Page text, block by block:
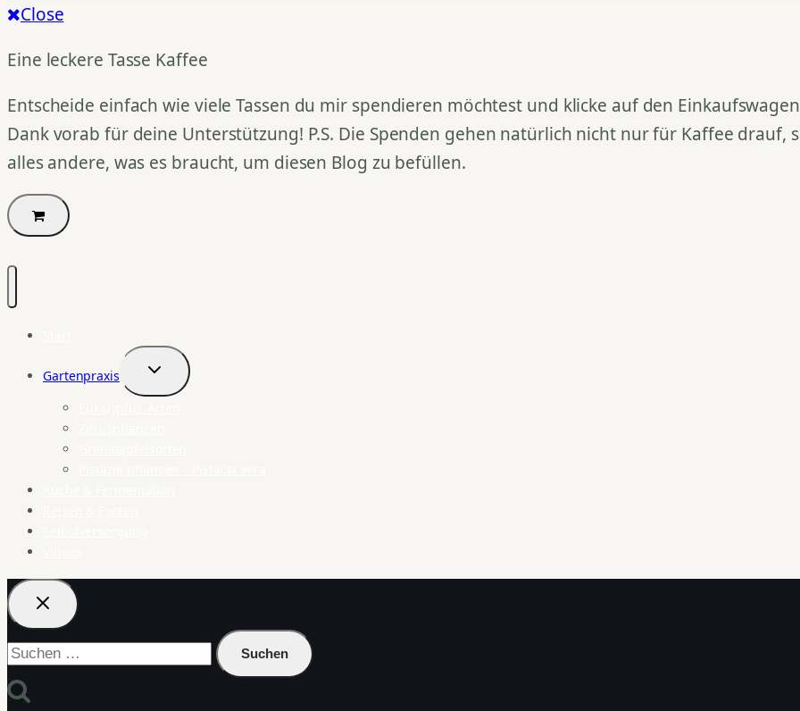
Close
Eine leckere Tasse Kaffee
Entscheide einfach wie viele Tassen du mir spendieren möchtest und klicke auf den
Dank vorab für deine Unterstützung! P.S. Die Spenden gehen natürlich nicht nur für Kaffee drauf,
alles andere, was es braucht, um diesen Blog zu befüllen.
Gartenpraxis
Untermenü
umschalten
Suchen
nach: